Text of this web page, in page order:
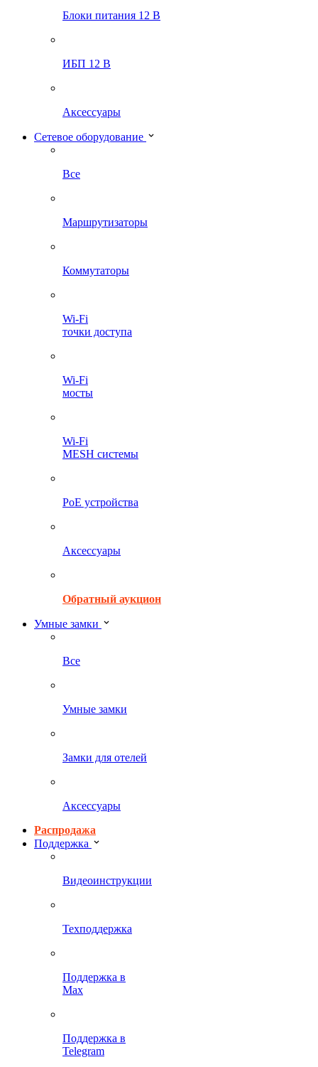
Блоки питания 12 В
ИБП 12 В
Аксессуары
Сетевое оборудование
Все
Маршрутизаторы
Коммутаторы
Wi-Fi
точки доступа
Wi-Fi
мосты
Wi-Fi
MESH системы
PoE устройства
Аксессуары
Обратный аукцион
Умные замки
Все
Умные замки
Замки для отелей
Аксессуары
Распродажа
Поддержка
Видеоинструкции
Техподдержка
Поддержка в
Max
Поддержка в
Telegram